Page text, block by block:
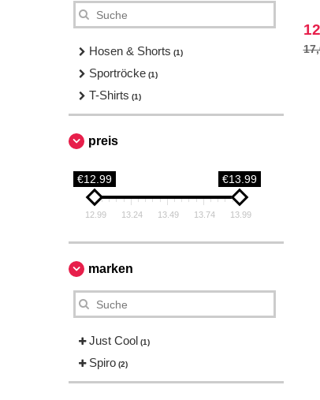
Hosen & Shorts (1)
Sportröcke (1)
T-Shirts (1)
preis
€12.99 €13.99
12.99 13.24 13.49 13.74 13.99
marken
Just Cool (1)
Spiro (2)